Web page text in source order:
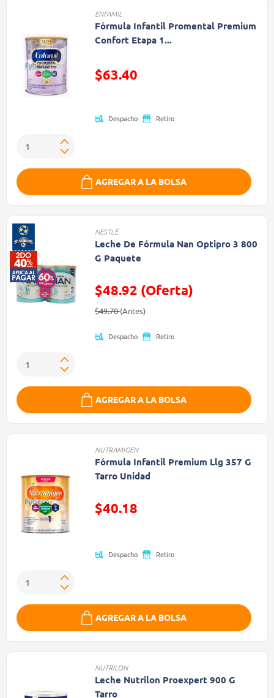
ENFAMIL
Fórmula Infantil Promental Premium
Confort Etapa 1...
Precio reducido de
$63.40
Despacho Retiro
AGREGAR A LA BOLSA
NESTLÉ
Leche De Fórmula Nan Optipro 3 800
G Paquete
$48.92 (Oferta)
Precio reducido de
$49.70(Antes)(Oferta)
Despacho Retiro
AGREGAR A LA BOLSA
NUTRAMIGEN
Fórmula Infantil Premium Llg 357 G
Tarro Unidad
$40.18
Despacho Retiro
AGREGAR A LA BOLSA
NUTRILON
Leche Nutrilon Proexpert 900 G
Tarro